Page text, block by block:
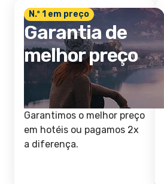
N.º 1 em preço
Garantia de
melhor preço
Garantimos o melhor preço
em hotéis ou pagamos 2x
a diferença.